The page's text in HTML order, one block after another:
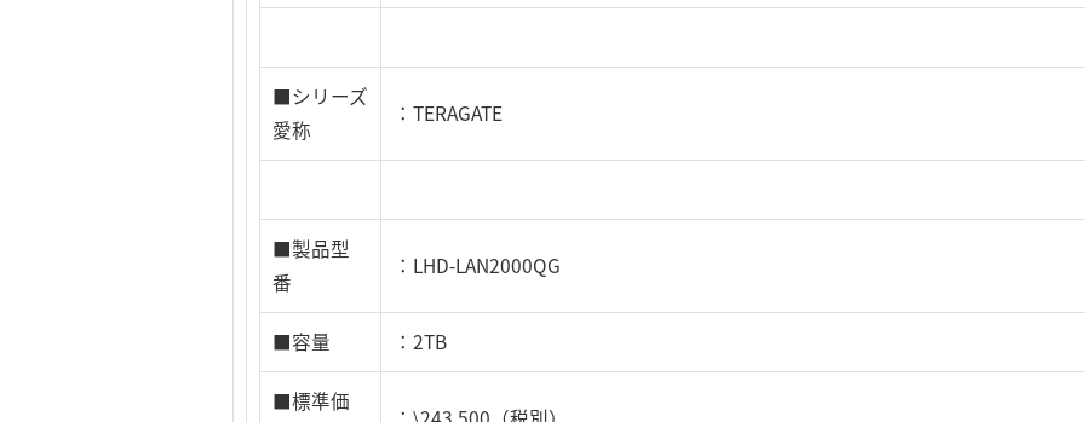
■シリーズ
愛称
：TERAGATE
■製品型
番
：LHD-LAN2000QG
■容量 ：2TB
■標準価